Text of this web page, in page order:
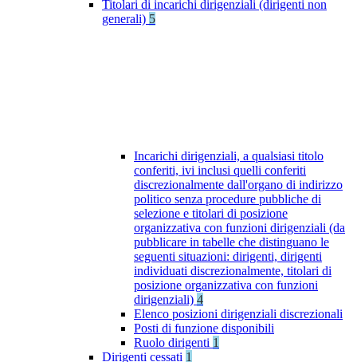
Titolari di incarichi dirigenziali (dirigenti non
generali) 5
Incarichi dirigenziali, a qualsiasi titolo
conferiti, ivi inclusi quelli conferiti
discrezionalmente dall'organo di indirizzo
politico senza procedure pubbliche di
selezione e titolari di posizione
organizzativa con funzioni dirigenziali (da
pubblicare in tabelle che distinguano le
seguenti situazioni: dirigenti, dirigenti
individuati discrezionalmente, titolari di
posizione organizzativa con funzioni
dirigenziali) 4
Elenco posizioni dirigenziali discrezionali
Posti di funzione disponibili
Ruolo dirigenti 1
Dirigenti cessati 1